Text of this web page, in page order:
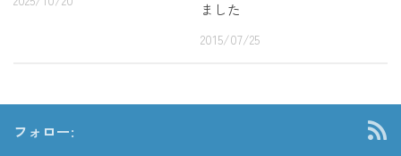
ました
2015/07/25
フォロー: